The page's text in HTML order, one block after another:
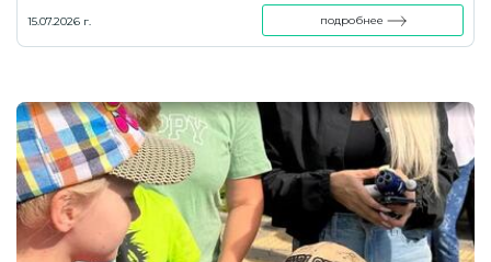
15.07.2026 г. подробнее